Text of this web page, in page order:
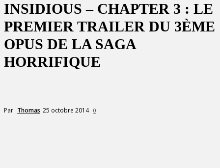
INSIDIOUS – CHAPTER 3 : LE
PREMIER TRAILER DU 3ÈME
OPUS DE LA SAGA
HORRIFIQUE
Par Thomas 25 octobre 2014 0